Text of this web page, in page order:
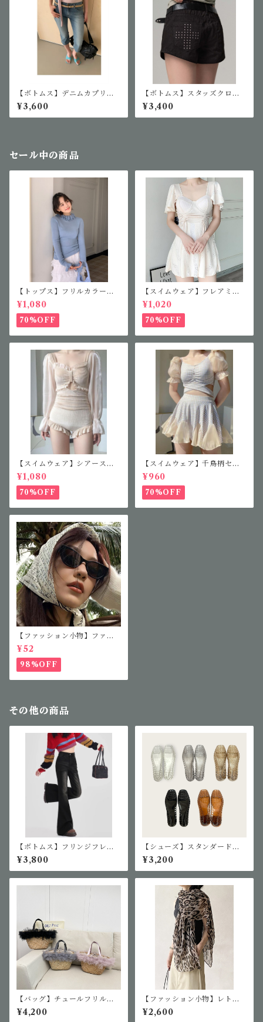
【ボトムス】デニムカプリパ
ンツ
¥3,600
【ボトムス】スタッズクロス
ショートパンツ
¥3,400
セール中の商品
【トップス】フリルカラーニ
ット
¥1,080
70%OFF
【スイムウェア】フレアミニ
ワンピース
¥1,020
70%OFF
【スイムウェア】シアースリ
ーブフリルワンピース
¥1,080
70%OFF
【スイムウェア】千鳥柄セパ
レート水着
¥960
70%OFF
【ファッション小物】ファッ
ションサングラス
¥52
98%OFF
その他の商品
【ボトムス】フリンジフレア
デニム
¥3,800
【シューズ】スタンダードジ
ェリーシューズ
¥3,200
【バッグ】チュールフリルリ
ボンカゴバッグ
¥4,200
【ファッション小物】レトロ
アニマル柄スカーフ
¥2,600